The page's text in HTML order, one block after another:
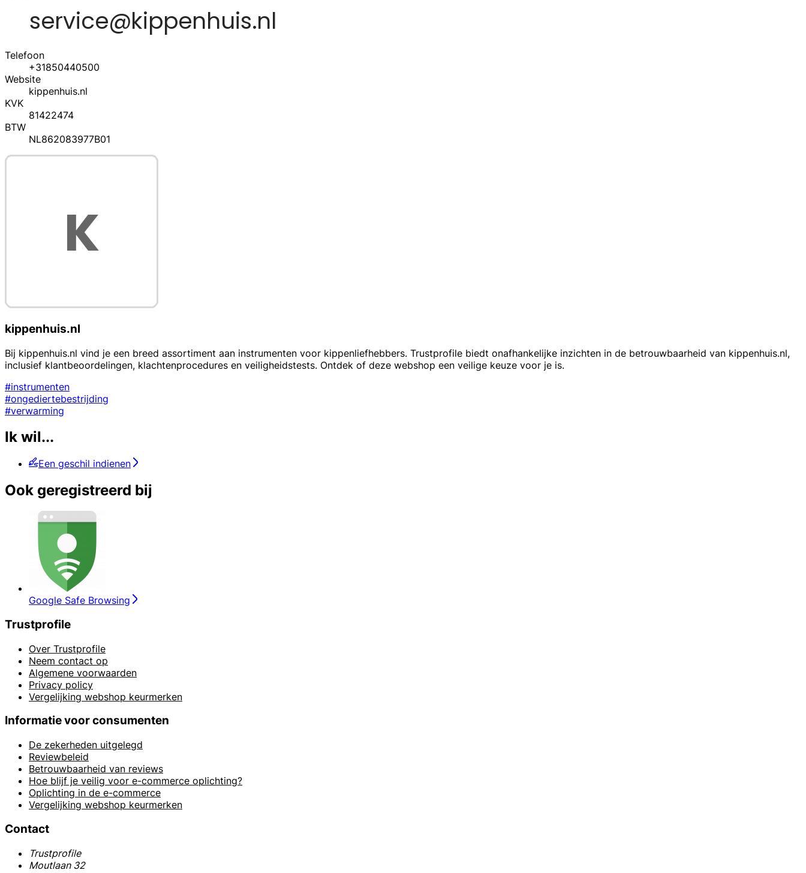
Telefoon
+31850440500
Website
kippenhuis.nl
KVK
81422474
BTW
NL862083977B01
kippenhuis.nl
Bij kippenhuis.nl vind je een breed assortiment aan instrumenten voor kippenliefhebbers. Trustprofile biedt onafhankelijke inzichten in de betrouwbaarheid van kippenhuis.nl,
inclusief klantbeoordelingen, klachtenprocedures en veiligheidstests. Ontdek of deze webshop een veilige keuze voor je is.
#instrumenten
#ongediertebestrijding
#verwarming
Ik wil...
Een geschil indienen
Ook geregistreerd bij
Google Safe Browsing
Trustprofile
Over Trustprofile
Neem contact op
Algemene voorwaarden
Privacy policy
Vergelijking webshop keurmerken
Informatie voor consumenten
De zekerheden uitgelegd
Reviewbeleid
Betrouwbaarheid van reviews
Hoe blijf je veilig voor e-commerce oplichting?
Oplichting in de e-commerce
Vergelijking webshop keurmerken
Contact
Trustprofile
Moutlaan 32